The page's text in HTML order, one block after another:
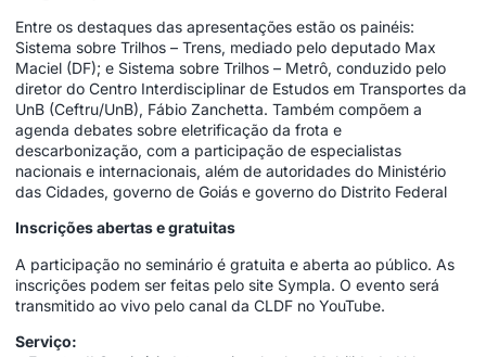
Entre os destaques das apresentações estão os painéis:
Sistema sobre Trilhos – Trens, mediado pelo deputado Max
Maciel (DF); e Sistema sobre Trilhos – Metrô, conduzido pelo
diretor do Centro Interdisciplinar de Estudos em Transportes da
UnB (Ceftru/UnB), Fábio Zanchetta. Também compõem a
agenda debates sobre eletrificação da frota e
descarbonização, com a participação de especialistas
nacionais e internacionais, além de autoridades do Ministério
das Cidades, governo de Goiás e governo do Distrito Federal
Inscrições abertas e gratuitas
A participação no seminário é gratuita e aberta ao público. As
inscrições podem ser feitas pelo site Sympla. O evento será
transmitido ao vivo pelo canal da CLDF no YouTube.
Serviço: